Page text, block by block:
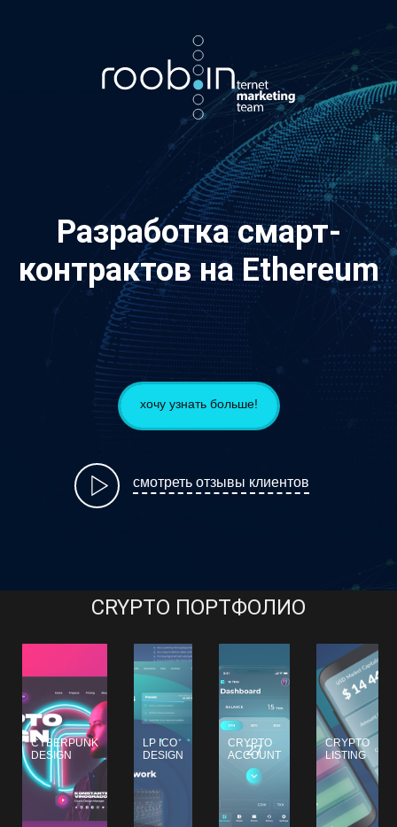
Разработка смарт-
контрактов на Ethereum
хочу узнать больше!
смотреть отзывы клиентов
CRYPTO ПОРТФОЛИО
CYBERPUNK
DESIGN
LP ICO
DESIGN
CRYPTO
ACCOUNT
CRYPTO
LISTING
Хотите также? Пишите в телеграм:
vino_costa